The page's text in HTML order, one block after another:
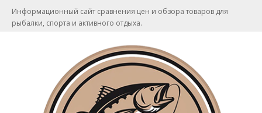
Информационный сайт сравнения цен и обзора товаров для
рыбалки, спорта и активного отдыха.